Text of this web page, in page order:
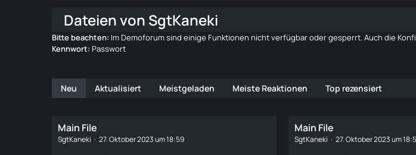
Dateien von SgtKaneki
Bitte beachten: Im Demoforum sind einige Funktionen nicht verfügbar oder gesperrt. Auch die
Kennwort: Passwort
Neu Aktualisiert Meistgeladen Meiste Reaktionen Top rezensiert
Main File
SgtKaneki 27. Oktober 2023 um 18:59
Main File
SgtKaneki 27. Oktober 2023 um